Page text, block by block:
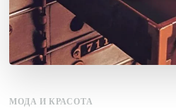
МОДА И КРАСОТА